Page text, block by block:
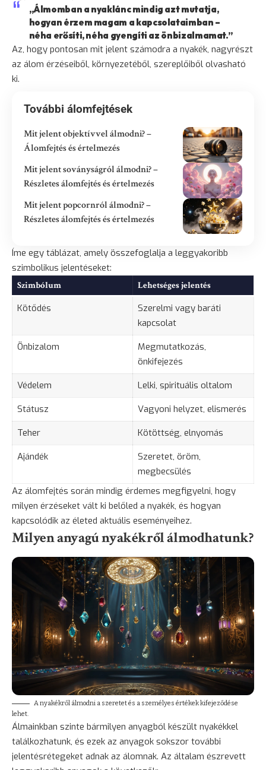
„Álmomban a nyaklánc mindig azt mutatja,
hogyan érzem magam a kapcsolataimban –
néha erősíti, néha gyengíti az önbizalmamat.”
Az, hogy pontosan mit jelent számodra a nyakék, nagyrészt
az álom érzéseiből, környezetéből, szereplőiből olvasható
ki.
További álomfejtések
Mit jelent objektívvel álmodni? –
Álomfejtés és értelmezés
Mit jelent soványságról álmodni? –
Részletes álomfejtés és értelmezés
Mit jelent popcornról álmodni? –
Részletes álomfejtés és értelmezés
Íme egy táblázat, amely összefoglalja a leggyakoribb
szimbolikus jelentéseket:
Szimbólum Lehetséges jelentés
Kötődés
Szerelmi vagy baráti
kapcsolat
Önbizalom
Megmutatkozás,
önkifejezés
Védelem
Lelki, spirituális oltalom
Státusz
Vagyoni helyzet, elismerés
Teher
Kötöttség, elnyomás
Ajándék
Szeretet, öröm,
megbecsülés
Az álomfejtés során mindig érdemes megfigyelni, hogy
milyen érzéseket vált ki belőled a nyakék, és hogyan
kapcsolódik az életed aktuális eseményeihez.
Milyen anyagú nyakékről álmodhatunk?
A nyakékről álmodni a szeretet és a személyes értékek kifejeződése
lehet.
Álmainkban szinte bármilyen anyagból készült nyakékkel
találkozhatunk, és ezek az anyagok sokszor további
jelentésrétegeket adnak az álomnak. Az általam észrevett